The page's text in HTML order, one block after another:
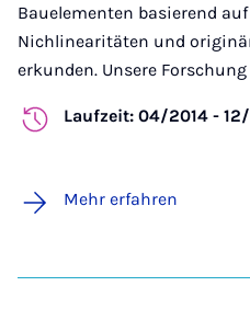
Bauelementen basierend
Nichlinearitäten und
erkunden. Unsere
Laufzeit: 04/2014 -
Mehr erfahren